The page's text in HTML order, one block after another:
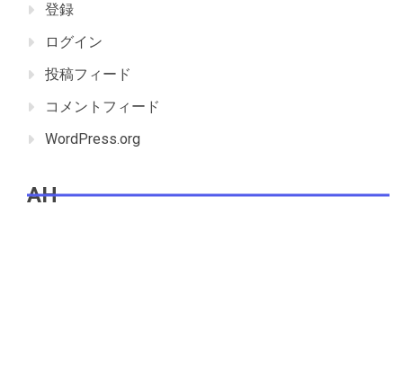
登録
ログイン
投稿フィード
コメントフィード
WordPress.org
AH